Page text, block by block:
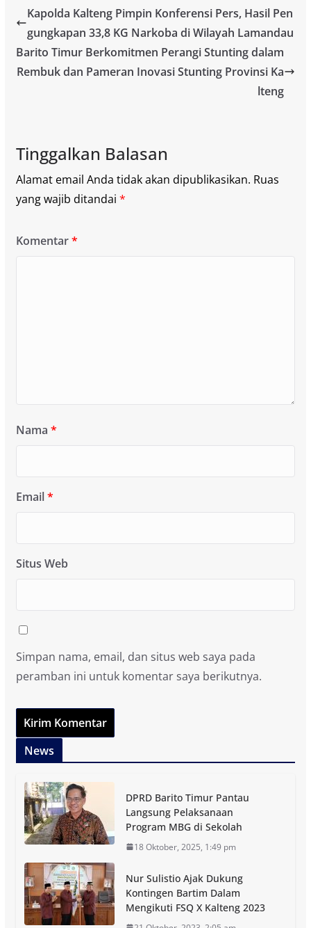
Kapolda Kalteng Pimpin Konferensi Pers, Hasil Pen
gungkapan 33,8 KG Narkoba di Wilayah Lamandau
Barito Timur Berkomitmen Perangi Stunting dalam
Rembuk dan Pameran Inovasi Stunting Provinsi Ka
lteng
Tinggalkan Balasan
Alamat email Anda tidak akan dipublikasikan. Ruas
yang wajib ditandai *
Komentar*
Nama *
Email*
Situs Web
Simpan nama, email, dan situs web saya pada
peramban ini untuk komentar saya berikutnya.
News
DPRD Barito Timur Pantau
Langsung Pelaksanaan
Program MBG di Sekolah
18 Oktober, 2025, 1:49 pm
Nur Sulistio Ajak Dukung
Kontingen Bartim Dalam
Mengikuti FSQ X Kalteng 2023